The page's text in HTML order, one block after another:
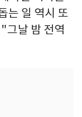
는 일 역시 또
그날 밤 전역